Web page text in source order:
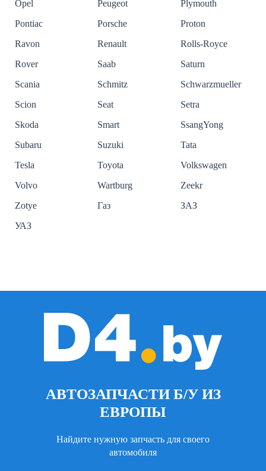
Opel
Peugeot
Plymouth
Pontiac
Porsche
Proton
Ravon
Renault
Rolls-Royce
Rover
Saab
Saturn
Scania
Schmitz
Schwarzmueller
Scion
Seat
Setra
Skoda
Smart
SsangYong
Subaru
Suzuki
Tata
Tesla
Toyota
Volkswagen
Volvo
Wartburg
Zeekr
Zotye
Газ
ЗАЗ
УАЗ
АВТОЗАПЧАСТИ Б/У ИЗ
ЕВРОПЫ
Найдите нужную запчасть для своего
автомобиля